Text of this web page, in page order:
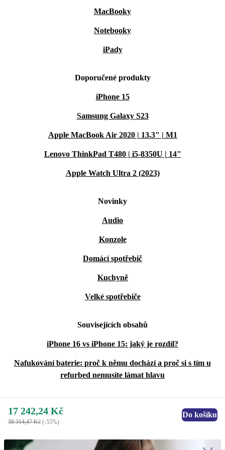
MacBooky
Notebooky
iPady
Doporučené produkty
iPhone 15
Samsung Galaxy S23
Apple MacBook Air 2020 | 13.3" | M1
Lenovo ThinkPad T480 | i5-8350U | 14"
Apple Watch Ultra 2 (2023)
Novinky
Audio
Konzole
Domácí spotřebič
Kuchyně
Velké spotřebiče
Souvisejících obsahů
iPhone 16 vs iPhone 15: jaký je rozdíl?
Nafukování baterie: proč k němu dochází a proč si s tím u
refurbed nemusíte lámat hlavu
17 242,24 Kč
38 314,47 Kč (-55%)
Do košíku